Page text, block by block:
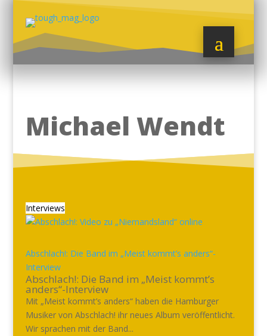
Michael Wendt
Interviews
Abschlach!: Die Band im „Meist kommt’s anders“-
Interview
Abschlach!: Die Band im „Meist kommt’s
anders“-Interview
Mit „Meist kommt’s anders“ haben die Hamburger
Musiker von Abschlach! ihr neues Album veröffentlicht.
Wir sprachen mit der Band...